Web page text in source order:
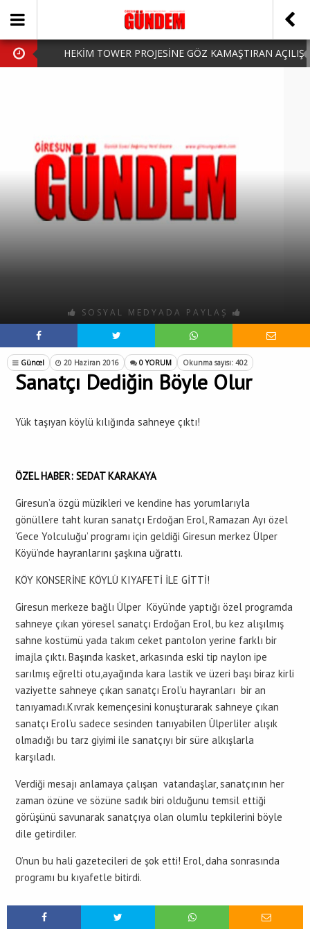
HEKİM TOWER PROJESİNE GÖZ KAMAŞTIRAN AÇILIŞ
HARUN CİCİ: VİDEOYU GÖRÜNCE GÖZLERİM DOLDU
SOSYAL MEDYADA PAYLAŞ
Güncel 20 Haziran 2016 0 YORUM Okunma sayısı: 402
Sanatçı Dediğin Böyle Olur
Yük taşıyan köylü kılığında sahneye çıktı!
ÖZEL HABER: SEDAT KARAKAYA
Giresun’a özgü müzikleri ve kendine has yorumlarıyla
gönüllere taht kuran sanatçı Erdoğan Erol, Ramazan Ayı özel
‘Gece Yolculuğu’ programı için geldiği Giresun merkez Ülper
Köyü’nde hayranlarını şaşkına uğrattı.
KÖY KONSERİNE KÖYLÜ KIYAFETİ İLE GİTTİ!
Giresun merkeze bağlı Ülper Köyü’nde yaptığı özel programda
sahneye çıkan yöresel sanatçı Erdoğan Erol, bu kez alışılmış
sahne kostümü yada takım ceket pantolon yerine farklı bir
imajla çıktı. Başında kasket, arkasında eski tip naylon ipe
sarılmış eğrelti otu,ayağında kara lastik ve üzeri başı biraz kirli
vaziyette sahneye çıkan sanatçı Erol’u hayranları bir an
tanıyamadı.Kıvrak kemençesini konuşturarak sahneye çıkan
sanatçı Erol’u sadece sesinden tanıyabilen Ülperliler alışık
olmadığı bu tarz giyimi ile sanatçıyı bir süre alkışlarla
karşıladı.
Verdiği mesajı anlamaya çalışan vatandaşlar, sanatçının her
zaman özüne ve sözüne sadık biri olduğunu temsil ettiği
görüşünü savunarak sanatçıya olan olumlu tepkilerini böyle
dile getirdiler.
O’nun bu hali gazetecileri de şok etti! Erol, daha sonrasında
programı bu kıyafetle bitirdi.